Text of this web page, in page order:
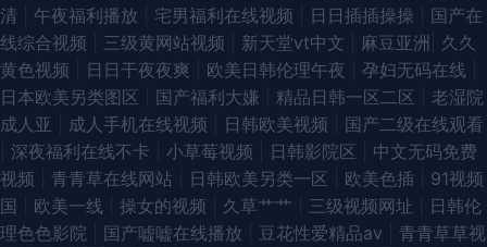
清
午夜福利播放 宅男福利在线视频 日日插插操操
国产在
线综合视频
三级黄网站视频 新天堂vt中文 麻豆亚洲 久久
黄色视频
日日干夜夜爽 欧美日韩伦理午夜 孕妇无码在线
日本欧美另类图区
国产福利大嫌 精品日韩一区二区
老湿院
成人亚
成人手机在线视频 日韩欧美视频
国产二级在线观看
深夜福利在线不卡 小草莓视频 日韩影院区
中文无码免费
视频
青青草在线网站 日韩欧美另类一区 欧美色插
91视频
国
欧美一线 操女的视频 久草艹艹 三级视频网址
日韩伦
理色色影院
国产嘘嘘在线播放 豆花性爱精品av
青青草草视